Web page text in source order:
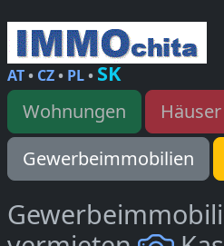
AT• CZ• PL• SK
Wohnungen Häuser
Gewerbeimmobilien